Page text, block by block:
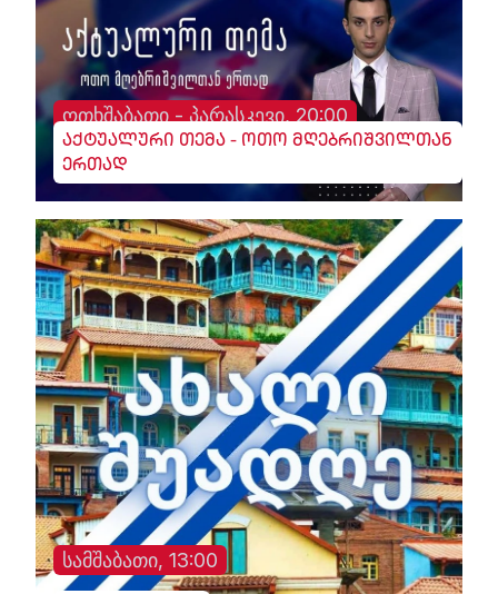
ოთხშაბათი - პარასკევი, 20:00
აქტუალური თემა - ოთო მღებრიშვილთან
ერთად
სამშაბათი, 13:00